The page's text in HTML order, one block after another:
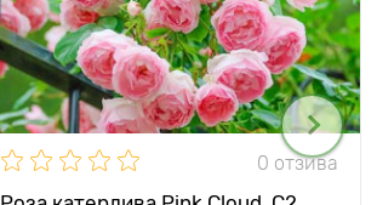
0 отзива